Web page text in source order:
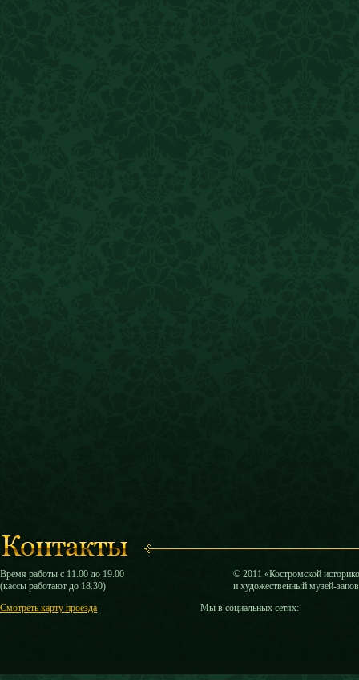
Время работы с 11.00 до 19.00
(кассы работают до 18.30)
Смотреть карту проезда
© 2011 «Костромской
и художественный музей-
Мы в социальных сетях: